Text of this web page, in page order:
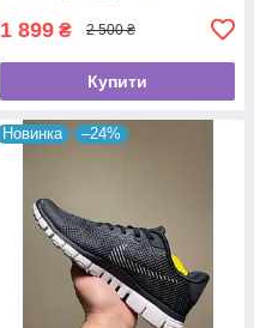
1 899 ₴ 2 500 ₴
Купити
Новинка –24%